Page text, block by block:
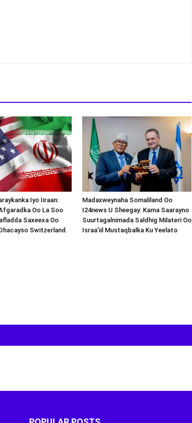
Iyo Iiraan:
Oo La Soo
Saxeexa Oo
Switzerland.
Madaxweynaha Somaliland Oo
I24news U Sheegay: Kama Saarayno
Suurtagalnimada Saldhig Milateri Oo
Israa’iil Mustaqbalka Ku Yeelato